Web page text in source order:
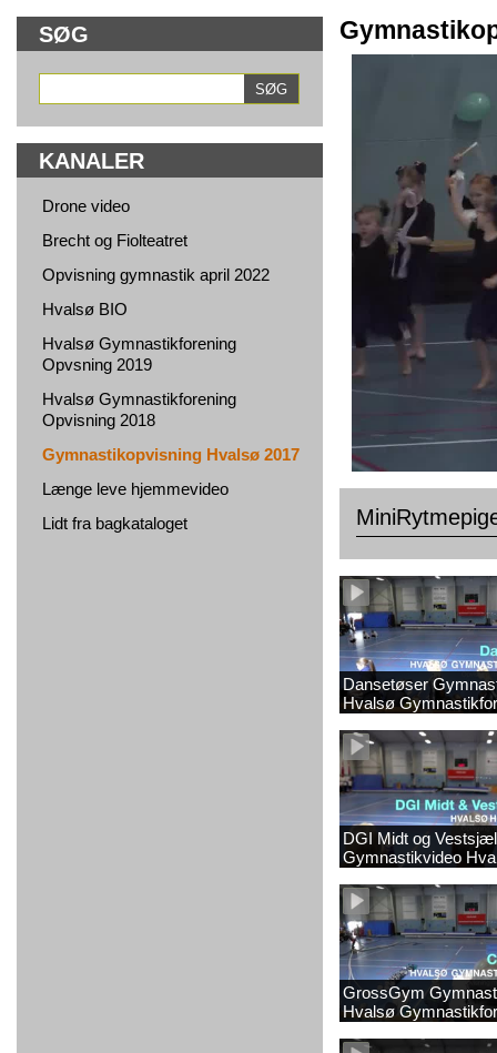
SØG
KANALER
Drone video
Brecht og Fiolteatret
Opvisning gymnastik april 2022
Hvalsø BIO
Hvalsø Gymnastikforening
Opvsning 2019
Hvalsø Gymnastikforening
Opvisning 2018
Gymnastikopvisning Hvalsø 2017
Længe leve hjemmevideo
Lidt fra bagkataloget
Dansetøser
Hvalsø
DGI Midt og
Gymnastikvideo
GrossGym
Hvalsø